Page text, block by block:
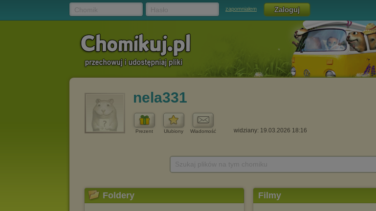
zapomniałem
nela331
Prezent Ulubiony Wiadomość widziany: 19.03.2026 18:16
Foldery Filmy